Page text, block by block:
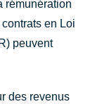
rémunération
en Loi
peuvent
des revenus